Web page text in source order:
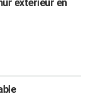
extérieur en